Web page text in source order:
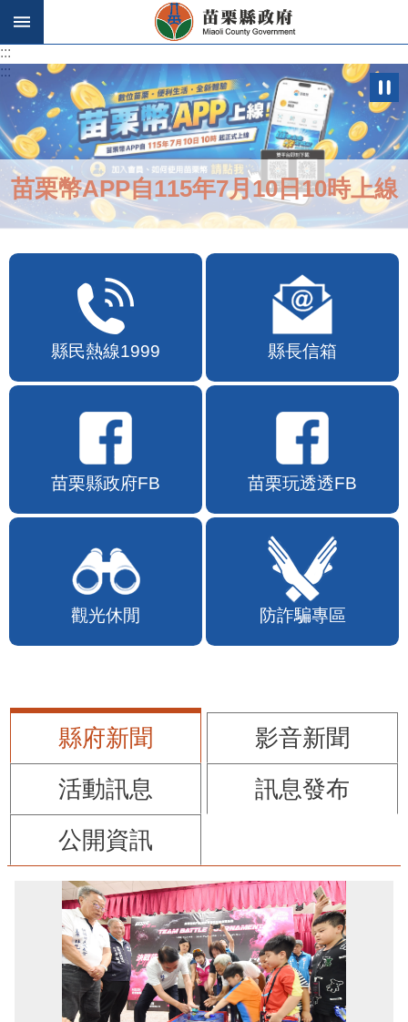
跳到主要內容區塊
:::
:::
苗栗幣APP自115年7月10日10時上線
縣民熱線1999 縣長信箱
苗栗縣政府FB 苗栗玩透透FB
觀光休閒 防詐騙專區
縣府新聞
影音新聞
活動訊息
訊息發布
公開資訊